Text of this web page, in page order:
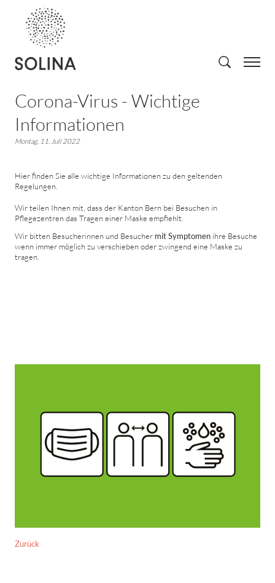
Corona-Virus - Wichtige
Informationen
Montag, 11. Juli 2022
Hier finden Sie alle wichtige Informationen zu den geltenden
Regelungen.
Wir teilen Ihnen mit, dass der Kanton Bern bei Besuchen in
Pflegezentren das Tragen einer Maske empfiehlt.
Wir bitten Besucherinnen und Besucher mit Symptomen ihre Besuche
wenn immer möglich zu verschieben oder zwingend eine Maske zu
tragen.
Zurück